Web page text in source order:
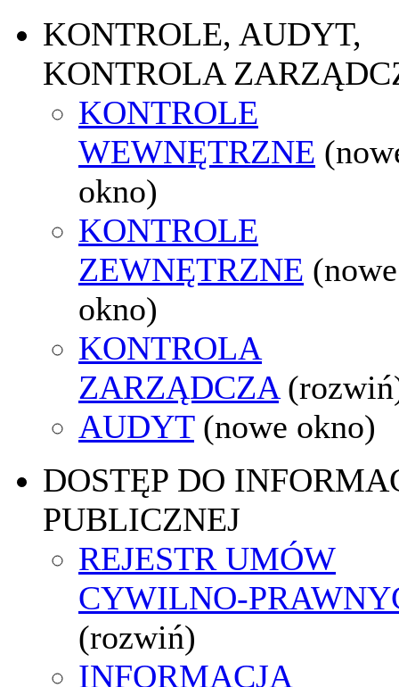
KONTROLE, AUDYT,
KONTROLA
KONTROLE
WEWNĘTRZNE
okno)
KONTROLE
ZEWNĘTRZNE (nowe
okno)
KONTROLA
ZARZĄDCZA
AUDYT (nowe okno)
DOSTĘP DO
PUBLICZNEJ
REJESTR UMÓW
CYWILNO-
(rozwiń)
INFORMACJA